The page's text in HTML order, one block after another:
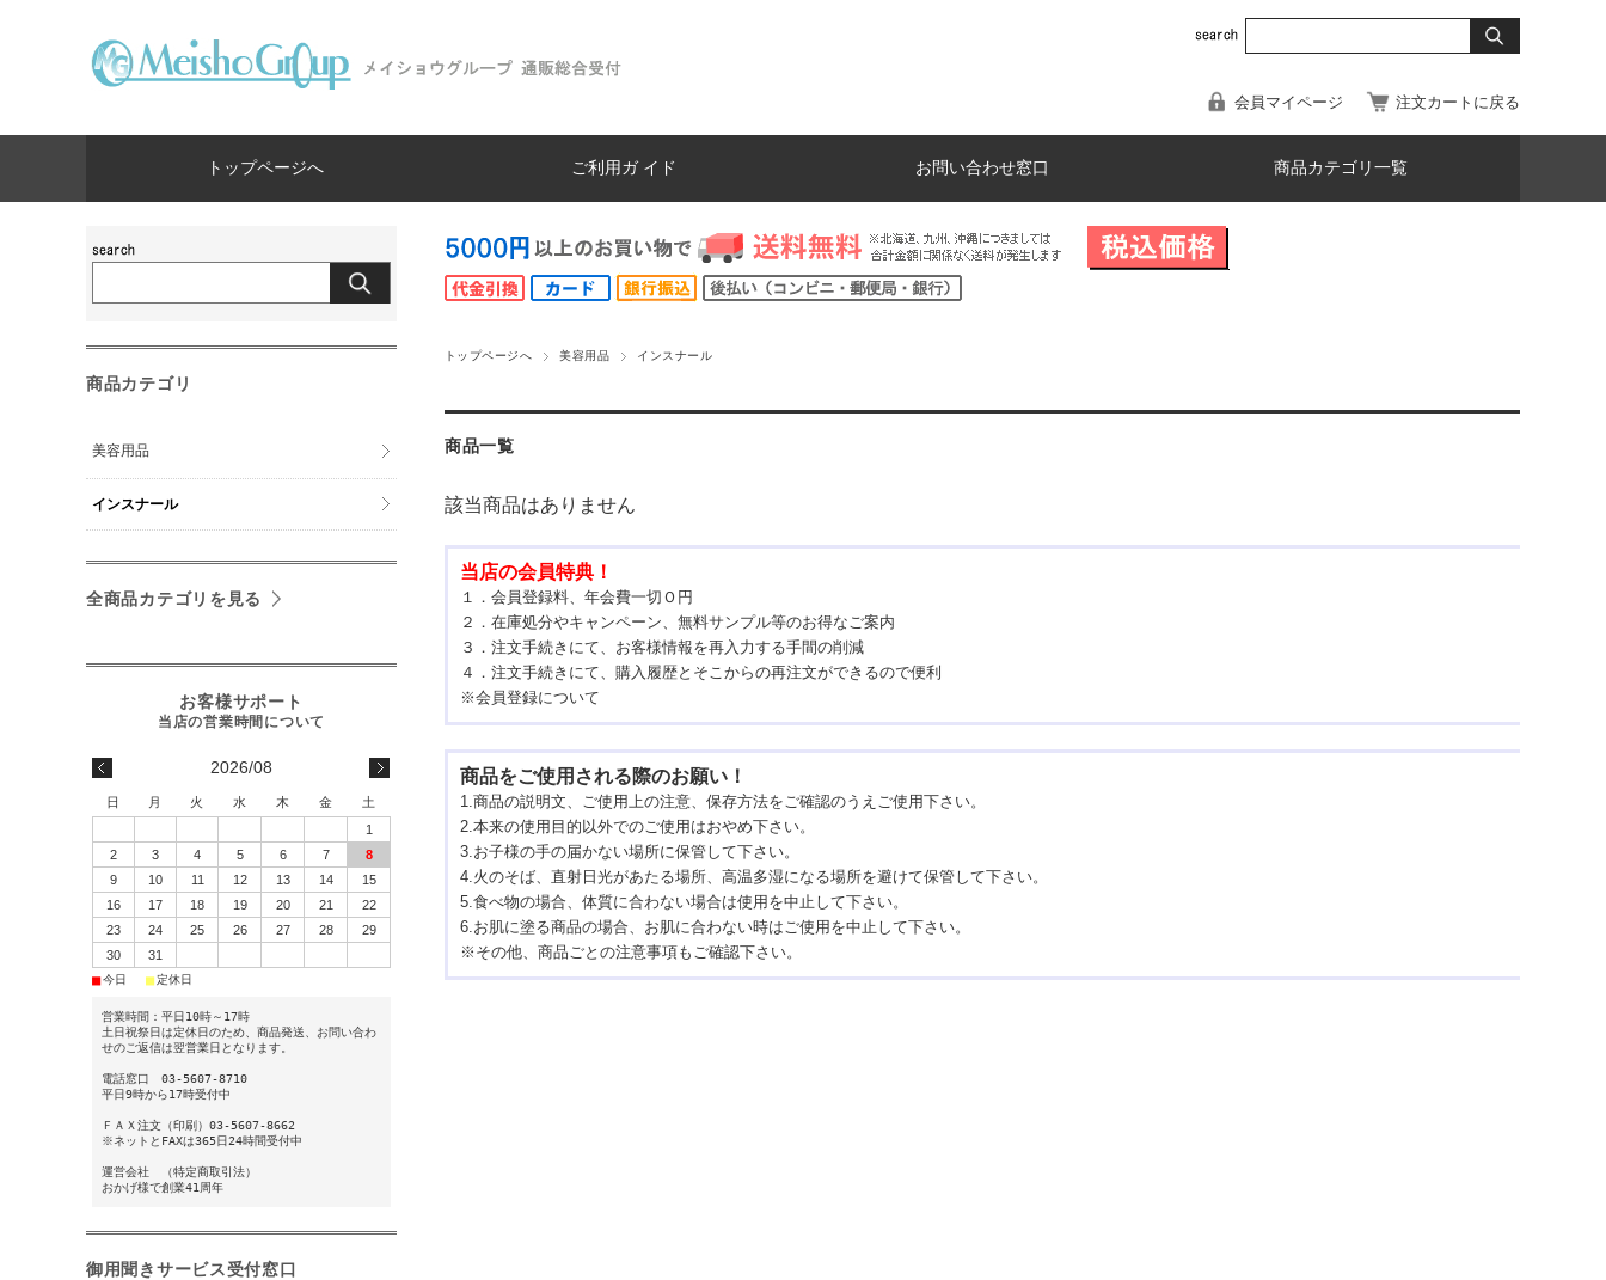
会員マイページ 注文カートに戻る
トップページへ ご利用ガ イド お問い合わせ窓口 商品カテゴリ一覧
トップページへ 美容用品 インスナール
商品一覧
該当商品はありません
当店の会員特典！
１．会員登録料、年会費一切Ｏ円
２．在庫処分やキャンペーン、無料サンプル等のお得なご案内
３．注文手続きにて、お客様情報を再入力する手間の削減
４．注文手続きにて、購入履歴とそこからの再注文ができるので便利
※会員登録について
商品をご使用される際のお願い！
1.商品の説明文、ご使用上の注意、保存方法をご確認のうえご使用下さい。
2.本来の使用目的以外でのご使用はおやめ下さい。
3.お子様の手の届かない場所に保管して下さい。
4.火のそば、直射日光があたる場所、高温多湿になる場所を避けて保管して下さい。
5.食べ物の場合、体質に合わない場合は使用を中止して下さい。
6.お肌に塗る商品の場合、お肌に合わない時はご使用を中止して下さい。
※その他、商品ごとの注意事項もご確認下さい。
商品カテゴリ
美容用品
インスナール
全商品カテゴリを見る
2026/08
日 月 火 水 木 金
土
1
2
3 4 5 6 7
8
9
10 11 12 13 14
15
16
17 18 19 20 21
22
23
24 25 26 27 28
29
30
31
■今日 ■定休日
営業時間：平日10時～17時
土日祝祭日は定休日のため、商品発送、お問い合わ
せのご返信は翌営業日となります。
電話窓口 03-5607-8710
平日9時から17時受付中
ＦＡＸ注文（印刷 ）03-5607-8662
※ネットとFAXは365日24時間受付中
運営会社（特定商取引法）
おかげ様で創業41周年
御用聞きサービス受付窓口